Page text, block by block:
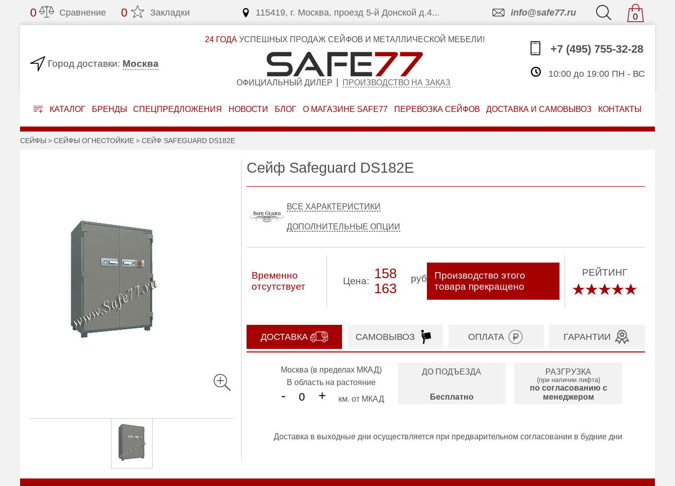
0 Сравнение 0 Закладки 115419, г. Москва, проезд 5-й Донской д.4... info@safe77.ru 0
Город доставки: Москва
24 ГОДАУСПЕШНЫХ ПРОДАЖ СЕЙФОВ И МЕТАЛЛИЧЕСКОЙ МЕБЕЛИ!
ОФИЦИАЛЬНЫЙ ДИЛЕР ПРОИЗВОДСТВО НА ЗАКАЗ
+7 (495) 755-32-28
10:00 до 19:00 ПН - ВС
КАТАЛОГ БРЕНДЫ СПЕЦПРЕДЛОЖЕНИЯ НОВОСТИ БЛОГ О МАГАЗИНЕ SAFE77 ПЕРЕВОЗКА СЕЙФОВ ДОСТАВКА И САМОВЫВОЗ КОНТАКТЫ
СЕЙФЫ СЕЙФЫ ОГНЕСТОЙКИЕ СЕЙФ SAFEGUARD DS182E
Сейф Safeguard DS182E
ВСЕ ХАРАКТЕРИСТИКИ
ДОПОЛНИТЕЛЬНЫЕ ОПЦИИ
Временно
отсутствует
Цена:
158
163
руб
Производство этого
товара прекращено
РЕЙТИНГ
ДОСТАВКА САМОВЫВОЗ ОПЛАТА ГАРАНТИИ
Москва (в пределах МКАД)
В область на растояние
- + км. от МКАД
ДО ПОДЪЕЗДА
Бесплатно
РАЗГРУЗКА
(при наличии лифта)
по согласованию с
менеджером
Доставка в выходные дни осуществляется при предварительном согласовании в будние дни